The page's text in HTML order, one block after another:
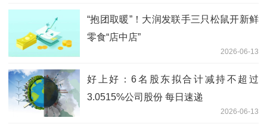
“抱团取暖”！大润发联手三只松鼠开新鲜
零食“店中店”
2026-06-13
好上好：6名股东拟合计减持不超过
3.0515%公司股份 每日速递
2026-06-13